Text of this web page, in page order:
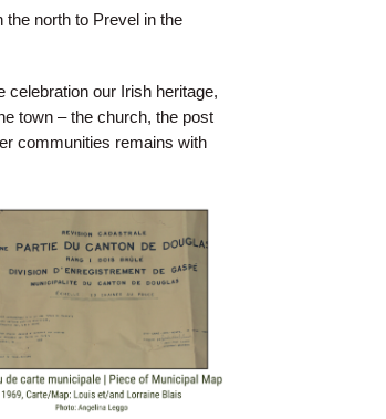
the north to Prevel in the
celebration our Irish heritage,
town – the church, the post
communities remains with